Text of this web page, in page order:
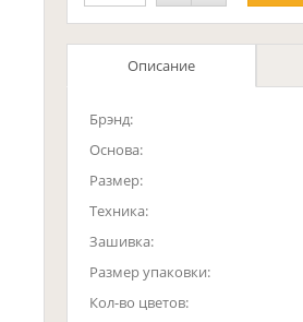
Описание
Брэнд:
Основа:
Размер:
Техника:
Зашивка:
Размер упаковки:
Кол-во цветов: